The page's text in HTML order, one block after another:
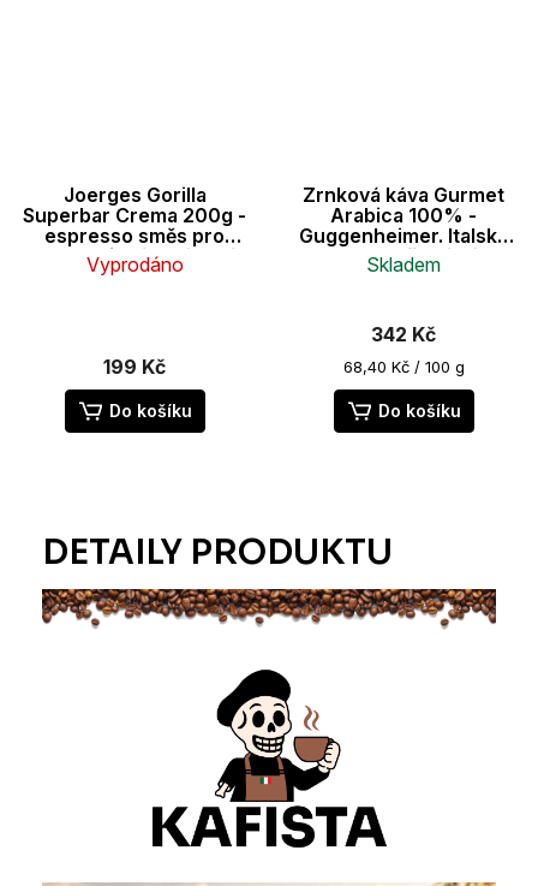
Joerges Gorilla
Superbar Crema 200g -
espresso směs pro
automatické a pákové
kávovary
Vyprodáno
199 Kč
Do košíku
Zrnková káva Gurmet
Arabica 100% -
Guggenheimer. Italská
pomalu pražená káva.
Krémová chůť perfektní
produktu
je
5,0
z
5
Skladem
342 Kč
Měrná
cena:
68,40 Kč / 100 g
Do košíku